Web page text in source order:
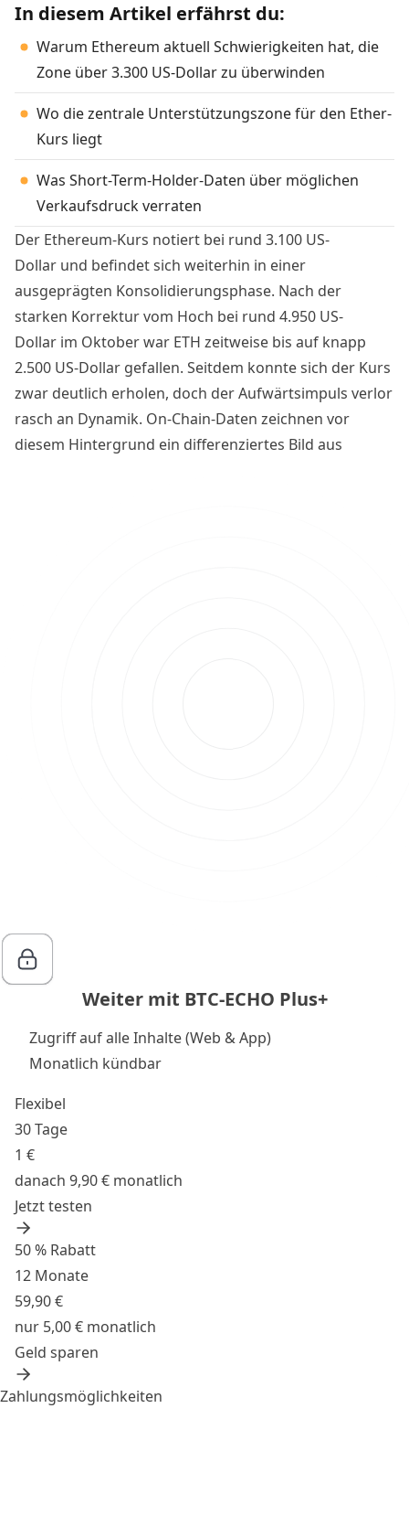
In diesem Artikel erfährst du:
Warum Ethereum aktuell Schwierigkeiten hat, die
Zone über 3.300 US-Dollar zu überwinden
Wo die zentrale Unterstützungszone für den Ether-
Kurs liegt
Was Short-Term-Holder-Daten über möglichen
Verkaufsdruck verraten
Der Ethereum-Kurs notiert bei rund 3.100 US-
Dollar und befindet sich weiterhin in einer
ausgeprägten Konsolidierungsphase. Nach der
starken Korrektur vom Hoch bei rund 4.950 US-
Dollar im Oktober war ETH zeitweise bis auf knapp
2.500 US-Dollar gefallen. Seitdem konnte sich der Kurs
zwar deutlich erholen, doch der Aufwärtsimpuls verlor
rasch an Dynamik. On-Chain-Daten zeichnen vor
diesem Hintergrund ein differenziertes Bild aus
Weiter mit BTC-ECHO Plus+
Zugriff auf alle Inhalte (Web & App)
Monatlich kündbar
Flexibel
30 Tage
1 €
danach 9,90 € monatlich
Jetzt testen
50 % Rabatt
12 Monate
59,90 €
nur 5,00 € monatlich
Geld sparen
Zahlungsmöglichkeiten